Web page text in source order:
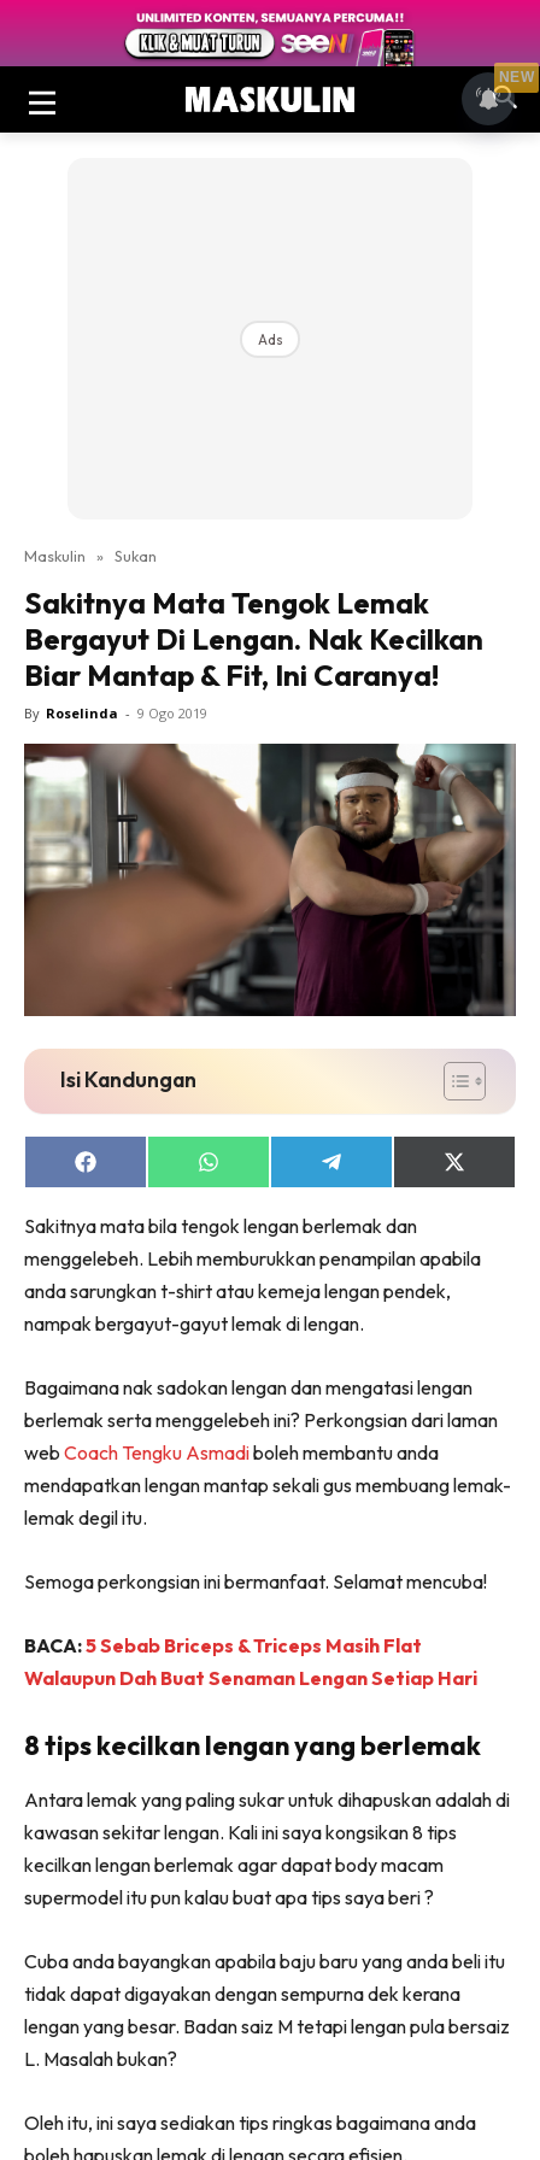
Ads
Maskulin » Sukan
Sakitnya Mata Tengok Lemak
Bergayut Di Lengan. Nak Kecilkan
Biar Mantap & Fit, Ini Caranya!
By Roselinda - 9 Ogo 2019
Isi Kandungan
Share
on
Share
on
Share
on
Share
on
Sakitnya mata bila tengok lengan berlemak dan
menggelebeh. Lebih memburukkan penampilan apabila
anda sarungkan t-shirt atau kemeja lengan pendek,
nampak bergayut-gayut lemak di lengan.
Bagaimana nak sadokan lengan dan mengatasi lengan
berlemak serta menggelebeh ini? Perkongsian dari laman
web Coach Tengku Asmadiboleh membantu anda
mendapatkan lengan mantap sekali gus membuang lemak-
lemak degil itu.
Semoga perkongsian ini bermanfaat. Selamat mencuba!
BACA:5 Sebab Briceps & Triceps Masih Flat
Walaupun Dah Buat Senaman Lengan Setiap Hari
8 tips kecilkan lengan yang berlemak
Antara lemak yang paling sukar untuk dihapuskan adalah di
kawasan sekitar lengan. Kali ini saya kongsikan 8 tips
kecilkan lengan berlemak agar dapat body macam
supermodel itu pun kalau buat apa tips saya beri ?
Cuba anda bayangkan apabila baju baru yang anda beli itu
tidak dapat digayakan dengan sempurna dek kerana
lengan yang besar. Badan saiz M tetapi lengan pula bersaiz
L. Masalah bukan?
Oleh itu, ini saya sediakan tips ringkas bagaimana anda
boleh hapuskan lemak di lengan secara efisien.
NEW